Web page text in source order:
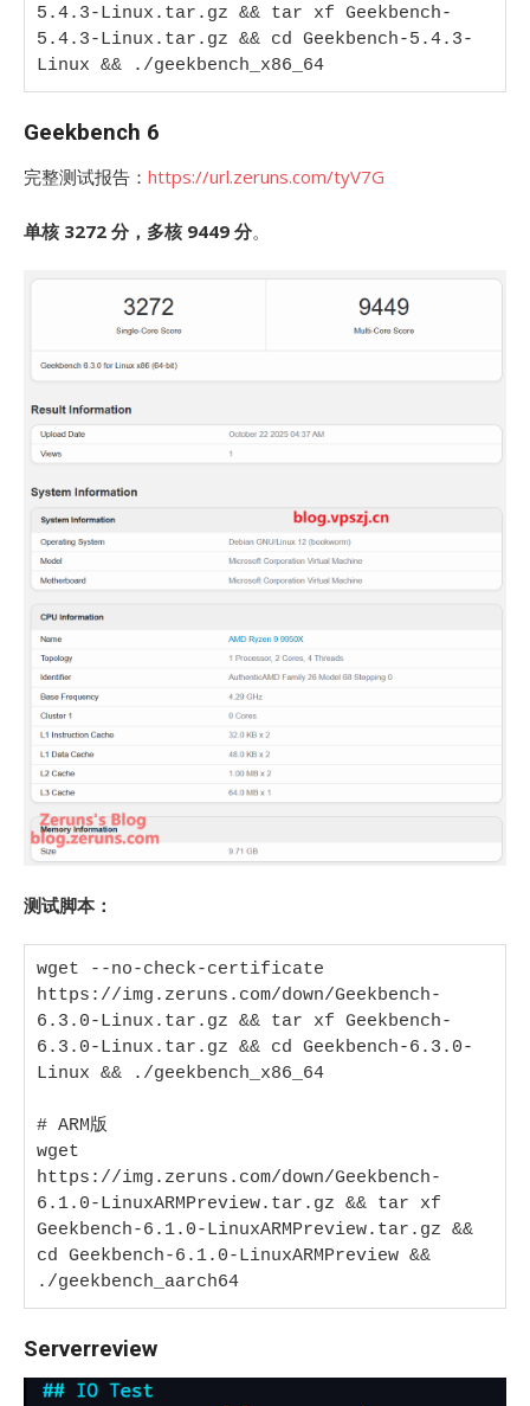
5.4.3-Linux.tar.gz && tar xf Geekbench-
5.4.3-Linux.tar.gz && cd Geekbench-5.4.3-
Linux && ./geekbench_x86_64
Geekbench 6
完整测试报告： https://url.zeruns.com/tyV7G
单核 3272 分，多核 9449 分。
测试脚本：
wget --no-check-certificate
https://img.zeruns.com/down/Geekbench-
6.3.0-Linux.tar.gz && tar xf Geekbench-
6.3.0-Linux.tar.gz && cd Geekbench-6.3.0-
Linux && ./geekbench_x86_64
# ARM版
wget
https://img.zeruns.com/down/Geekbench-
6.1.0-LinuxARMPreview.tar.gz && tar xf
Geekbench-6.1.0-LinuxARMPreview.tar.gz &&
cd Geekbench-6.1.0-LinuxARMPreview &&
./geekbench_aarch64
Serverreview